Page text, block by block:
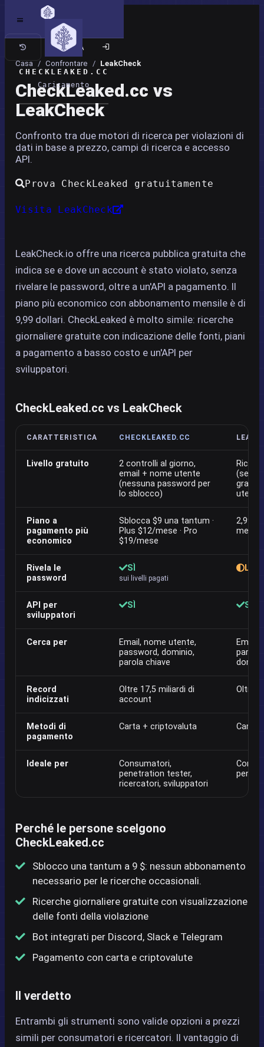
CHECKLEAKED.CC
Caricamento
Sito classico
Casa / Confrontare / LeakCheck
CheckLeaked.cc vs
LeakCheck
Confronto tra due motori di ricerca per violazioni di
dati in base a prezzo, campi di ricerca e accesso
API.
Prova CheckLeaked gratuitamente
Visita LeakCheck
LeakCheck.io offre una ricerca pubblica gratuita che
indica se e dove un account è stato violato, senza
rivelare le password, oltre a un'API a pagamento. Il
piano più economico con abbonamento mensile è di
9,99 dollari. CheckLeaked è molto simile: ricerche
giornaliere gratuite con indicazione delle fonti, piani
a pagamento a basso costo e un'API per
sviluppatori.
CheckLeaked.cc vs LeakCheck
CARATTERISTICA CHECKLEAKED.CC
Livello gratuito
2 controlli al giorno,
email + nome utente
(nessuna password per
lo sblocco)
Piano a
pagamento più
economico
Sblocca $9 una tantum ·
Plus $12/mese · Pro
$19/mese
2,99 $
mese
Rivela le
password
SÌ
sui livelli pagati
API per
sviluppatori
SÌ SÌ
Cerca per
Email, nome utente,
password, dominio,
parola chiave
Email,
parola
Record
indicizzati
Oltre 17,5 miliardi di
account
Oltre
Metodi di
pagamento
Carta + criptovaluta Carta
Ideale per
Consumatori,
penetration tester,
ricercatori, sviluppatori
Perché le persone scelgono
CheckLeaked.cc
Sblocco una tantum a 9 $: nessun abbonamento
necessario per le ricerche occasionali.
Ricerche giornaliere gratuite con visualizzazione
delle fonti della violazione
Bot integrati per Discord, Slack e Telegram
Pagamento con carta e criptovalute
Il verdetto
Entrambi gli strumenti sono valide opzioni a prezzi
simili per consumatori e ricercatori. Il vantaggio di